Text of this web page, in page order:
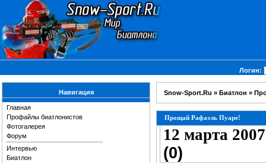
Логин:
Навигация
Главная
Профайлы биатлонистов
Фотогалерея
Форум
Интервью
Биатлон
Snow-Sport.Ru » Биатлон »
Прощай Рафаэль Пуаре!
12 марта 2007
(0)